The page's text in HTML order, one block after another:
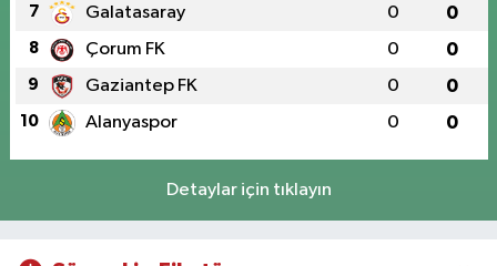
7 Galatasaray 0 0
8 Çorum FK 0 0
9 Gaziantep FK 0 0
10 Alanyaspor 0 0
Detaylar için tıklayın